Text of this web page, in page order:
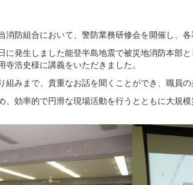
防組合において、警防業務研修会を開催し、各
に発生しました能登半島地震で被災地消防本部
浩史様に講義をいただきました。
みまで、貴重なお話を聞くことができ、職員
効率的で円滑な現場活動を行うとともに大規